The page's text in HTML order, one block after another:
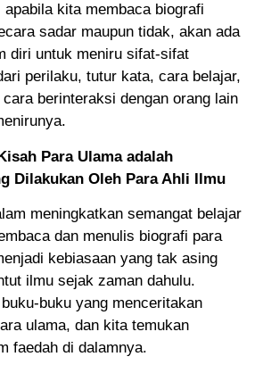
apabila kita membaca biografi
sadar maupun tidak, akan ada
diri untuk meniru sifat-sifat
perilaku, tutur kata, cara belajar,
berinteraksi dengan orang lain
Para Ulama adalah
Dilakukan Oleh Para Ahli Ilmu
meningkatkan semangat belajar
dan menulis biografi para
kebiasaan yang tak asing
ilmu sejak zaman dahulu.
buku yang menceritakan
ulama, dan kita temukan
faedah di dalamnya.